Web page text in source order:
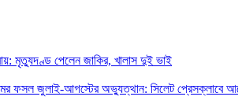
মৃত্যুদণ্ড পেলেন জাকির, খালাস দুই ভাই
ফসল জুলাই-আগস্টের অভ্যুত্থান: সিলেট প্রেসক্লাবে